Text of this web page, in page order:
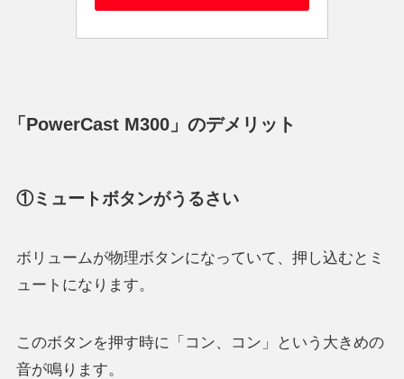
「PowerCast M300」のデメリット
①ミュートボタンがうるさい
ボリュームが物理ボタンになっていて、押し込むとミ
ュートになります。
このボタンを押す時に「コン、コン」という大きめの
音が鳴ります。